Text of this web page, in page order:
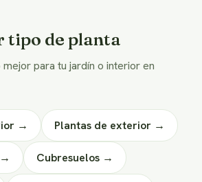
tipo de planta
para tu jardín o interior en
→ Plantas de exterior →
Cubresuelos →